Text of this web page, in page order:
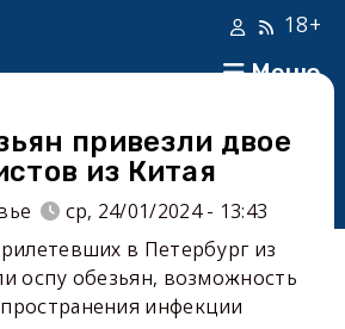
Меню
18+
привезли двое
из Китая
ср, 24/01/2024 - 13:43
в Петербург из
оспу обезьян, возможность
инфекции